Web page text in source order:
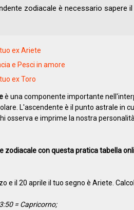
zodiacale è necessario sapere
ex Ariete
e Pesci in amore
ex Toro
è una componente importante
L'ascendente è il punto astrale in
osserva e imprime la nostra
zodiacale con questa pratica tabella
e il 20 aprile il tuo segno è Ariete.
= Capricorno;